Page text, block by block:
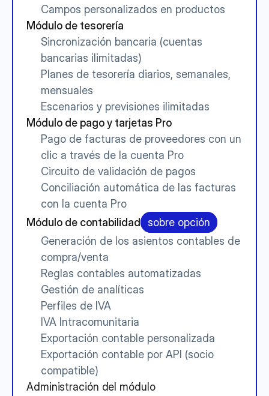
Módulo de tesorería
Sincronización bancaria (cuentas
bancarias ilimitadas)
Planes de tesorería diarios, semanales,
mensuales
Escenarios y previsiones ilimitadas
Campos personalizados en productos
Módulo de pago y tarjetas Pro
Pago de facturas de proveedores con un
clic a través de la cuenta Pro
Circuito de validación de pagos
Conciliación automática de las facturas
con la cuenta Pro
sobre opción
Módulo de contabilidad
Reglas contables automatizadas
Gestión de analíticas
Perfiles de IVA
IVA Intracomunitaria
Exportación contable personalizada
Exportación contable por API (socio
compatible)
Generación de los asientos contables de
compra/venta
Administración del módulo